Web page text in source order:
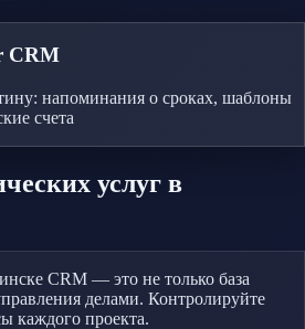
CRM
напоминания о сроках, шаблоны
счета
услуг в
CRM — это не только база
делами. Контролируйте
каждого проекта.